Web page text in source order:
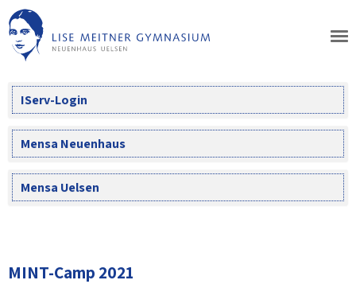
Skip
to
content
IServ-Login
Mensa Neuenhaus
Mensa Uelsen
MINT-Camp 2021